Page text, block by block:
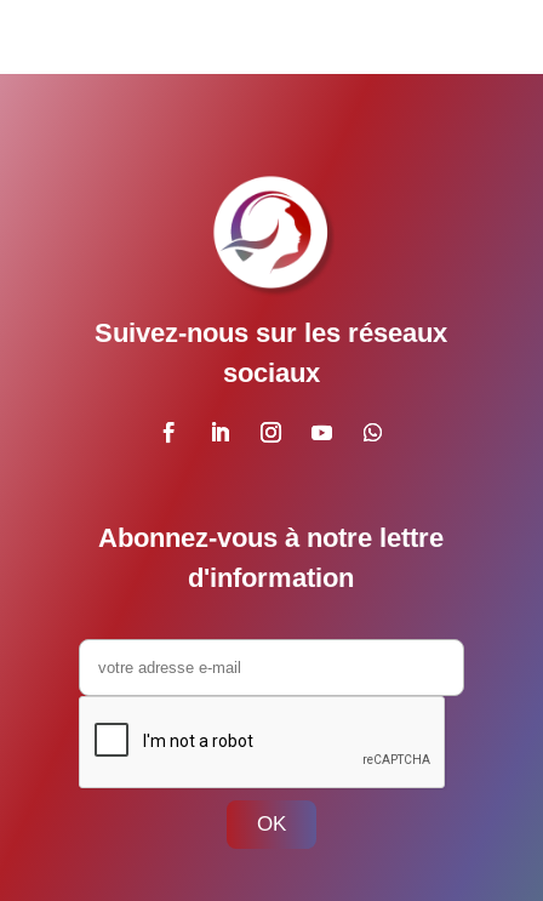
Suivez-nous sur les réseaux
sociaux
Abonnez-vous à notre lettre
d'information
OK